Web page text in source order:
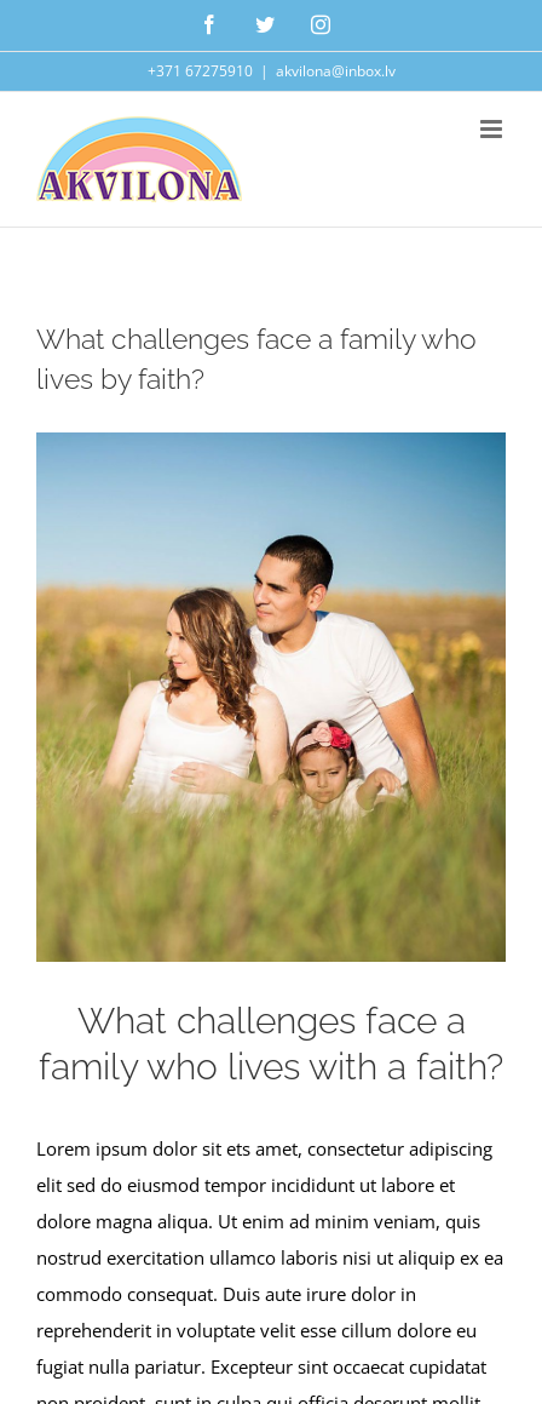
to
content
FacebookTwitterInstagram
+371 67275910 | akvilona@inbox.lv
What challenges face a family who
lives by faith?
What challenges face a
family who lives with a faith?
Lorem ipsum dolor sit ets amet, consectetur adipiscing
elit sed do eiusmod tempor incididunt ut labore et
dolore magna aliqua. Ut enim ad minim veniam, quis
nostrud exercitation ullamco laboris nisi ut aliquip ex ea
commodo consequat. Duis aute irure dolor in
reprehenderit in voluptate velit esse cillum dolore eu
fugiat nulla pariatur. Excepteur sint occaecat cupidatat